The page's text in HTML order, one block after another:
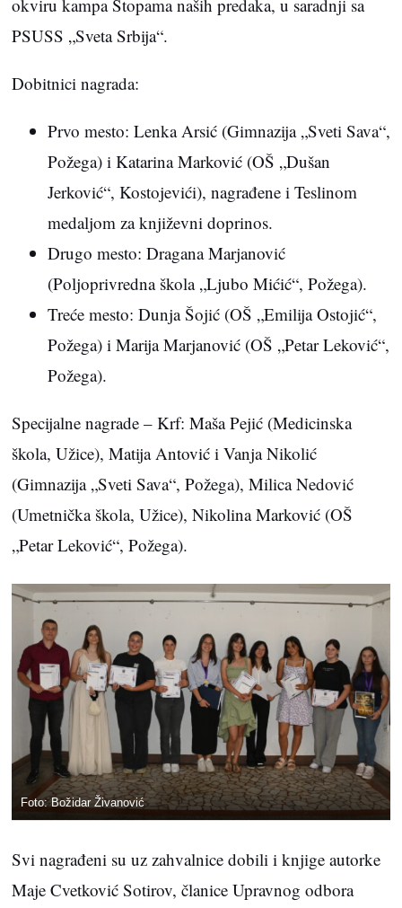
okviru kampa Stopama naših predaka, u saradnji sa
PSUSS „Sveta Srbija“.
Dobitnici nagrada:
Prvo mesto: Lenka Arsić (Gimnazija „Sveti Sava“,
Požega) i Katarina Marković (OŠ „Dušan
Jerković“, Kostojevići), nagrađene i Teslinom
medaljom za književni doprinos.
Drugo mesto: Dragana Marjanović
(Poljoprivredna škola „Ljubo Mićić“, Požega).
Treće mesto: Dunja Šojić (OŠ „Emilija Ostojić“,
Požega) i Marija Marjanović (OŠ „Petar Leković“,
Požega).
Specijalne nagrade – Krf: Maša Pejić (Medicinska
škola, Užice), Matija Antović i Vanja Nikolić
(Gimnazija „Sveti Sava“, Požega), Milica Nedović
(Umetnička škola, Užice), Nikolina Marković (OŠ
„Petar Leković“, Požega).
Foto: Božidar Živanović
Svi nagrađeni su uz zahvalnice dobili i knjige autorke
Maje Cvetković Sotirov, članice Upravnog odbora